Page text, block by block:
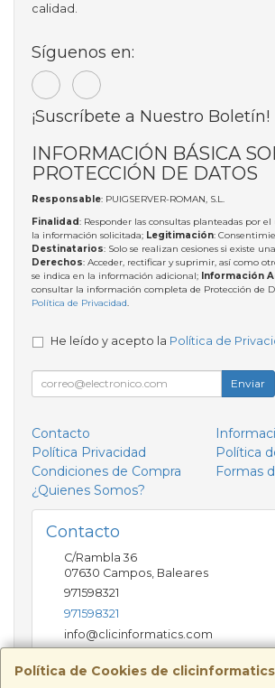
Política de Cookies de
calidad.
Síguenos en:
¡Suscríbete a Nuestro Boletín!
INFORMACIÓN BÁSICA
PROTECCIÓN DE DATOS
Responsable: PUIGSERVER-ROMAN, S.L.
Finalidad: Responder las consultas planteadas por
la información solicitada; Legitimación:
Destinatarios: Solo se realizan cesiones si existe
Derechos: Acceder, rectificar y suprimir, así como
se indica en la información adicional; Información
consultar la información completa de Protección de
Política de Privacidad.
He leído y acepto la Política de
Enviar
Contacto
Política Privacidad
Política
Condiciones de Compra
Formas
¿Quienes Somos?
Contacto
C/Rambla 36
07630 Campos Baleares
971598321
971598321
info@clicinformatics.com